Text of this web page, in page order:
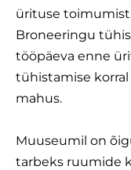
ürituse
Broneeringu
tööpäeva enne
tühistamise
mahus.
Muuseumil on
tarbeks ruumide